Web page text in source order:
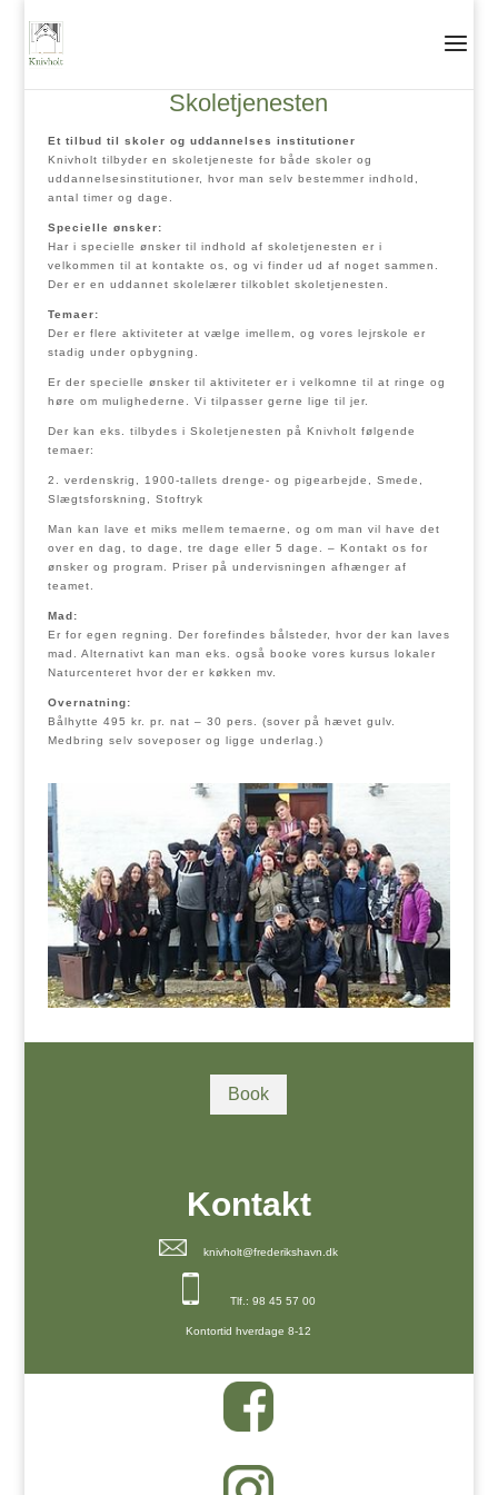
Skoletjenesten
Et tilbud til skoler og uddannelses institutioner
Knivholt tilbyder en skoletjeneste for både skoler og
uddannelsesinstitutioner, hvor man selv bestemmer indhold,
antal timer og dage.
Specielle ønsker:
Har i specielle ønsker til indhold af skoletjenesten er i
velkommen til at kontakte os, og vi finder ud af noget sammen.
Der er en uddannet skolelærer tilkoblet skoletjenesten.
Temaer:
Der er flere aktiviteter at vælge imellem, og vores lejrskole er
stadig under opbygning.
Er der specielle ønsker til aktiviteter er i velkomne til at ringe og
høre om mulighederne. Vi tilpasser gerne lige til jer.
Der kan eks. tilbydes i Skoletjenesten på Knivholt følgende
temaer:
2. verdenskrig, 1900-tallets drenge- og pigearbejde, Smede,
Slægtsforskning, Stoftryk
Man kan lave et miks mellem temaerne, og om man vil have det
over en dag, to dage, tre dage eller 5 dage. – Kontakt os for
ønsker og program. Priser på undervisningen afhænger af
teamet.
Mad:
Er for egen regning. Der forefindes bålsteder, hvor der kan laves
mad. Alternativt kan man eks. også booke vores kursus lokaler
Naturcenteret hvor der er køkken mv.
Overnatning:
Bålhytte 495 kr. pr. nat – 30 pers. (sover på hævet gulv.
Medbring selv soveposer og ligge underlag.)
Book
Kontakt
knivholt@frederikshavn.dk
Tlf.: 98 45 57 00
Kontortid hverdage 8-12